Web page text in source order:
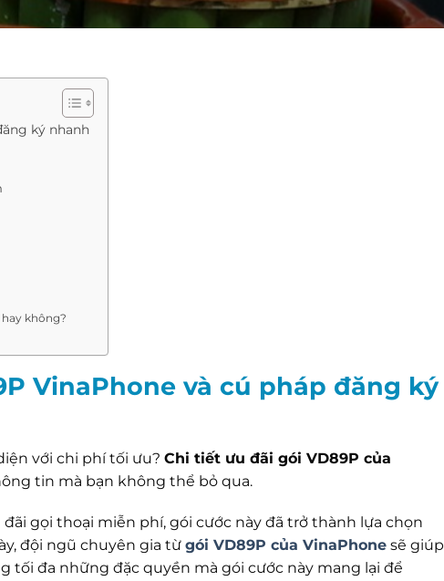
ký nhanh
không?
VinaPhone và cú pháp đăng ký
với chi phí tối ưu? Chi tiết ưu đãi gói VD89P của
tin mà bạn không thể bỏ qua.
gọi thoại miễn phí, gói cước này đã trở thành lựa chọn
đội ngũ chuyên gia từ gói VD89P của VinaPhone sẽ giúp
tối đa những đặc quyền mà gói cước này mang lại để